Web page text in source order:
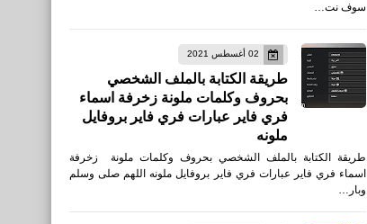
سوف نت…
02 أغسطس 2021
طريقة الكتابة بالملف الشخصي
بحروف وكلمات ملونة زخرفة اسماء
فري فاير عبارات فري فاير بروفايل
ملونه
طريقة الكتابة بالملف الشخصي بحروف وكلمات ملونة زخرفة
اسماء فري فاير عبارات فري فاير بروفايل ملونه اللهم صلى وسلم
وبار…